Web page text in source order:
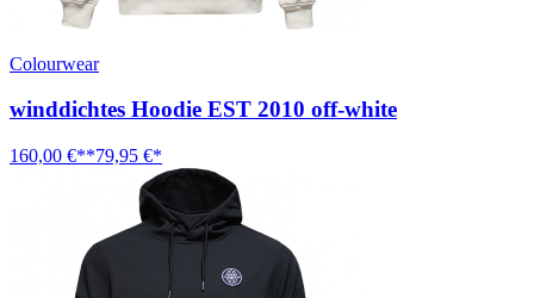
Colourwear
winddichtes Hoodie EST 2010 off-white
160,00 €**79,95 €*